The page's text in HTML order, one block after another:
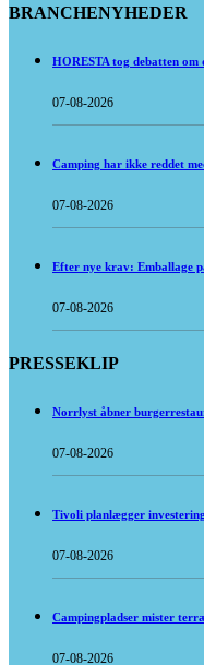
BRANCHENYHEDER
HORESTA tog debatten om
07-08-2026
Camping har ikke reddet
07-08-2026
Efter nye krav: Emballage
07-08-2026
PRESSEKLIP
Norrlyst åbner
07-08-2026
Tivoli planlægger
07-08-2026
Campingpladser mister
07-08-2026